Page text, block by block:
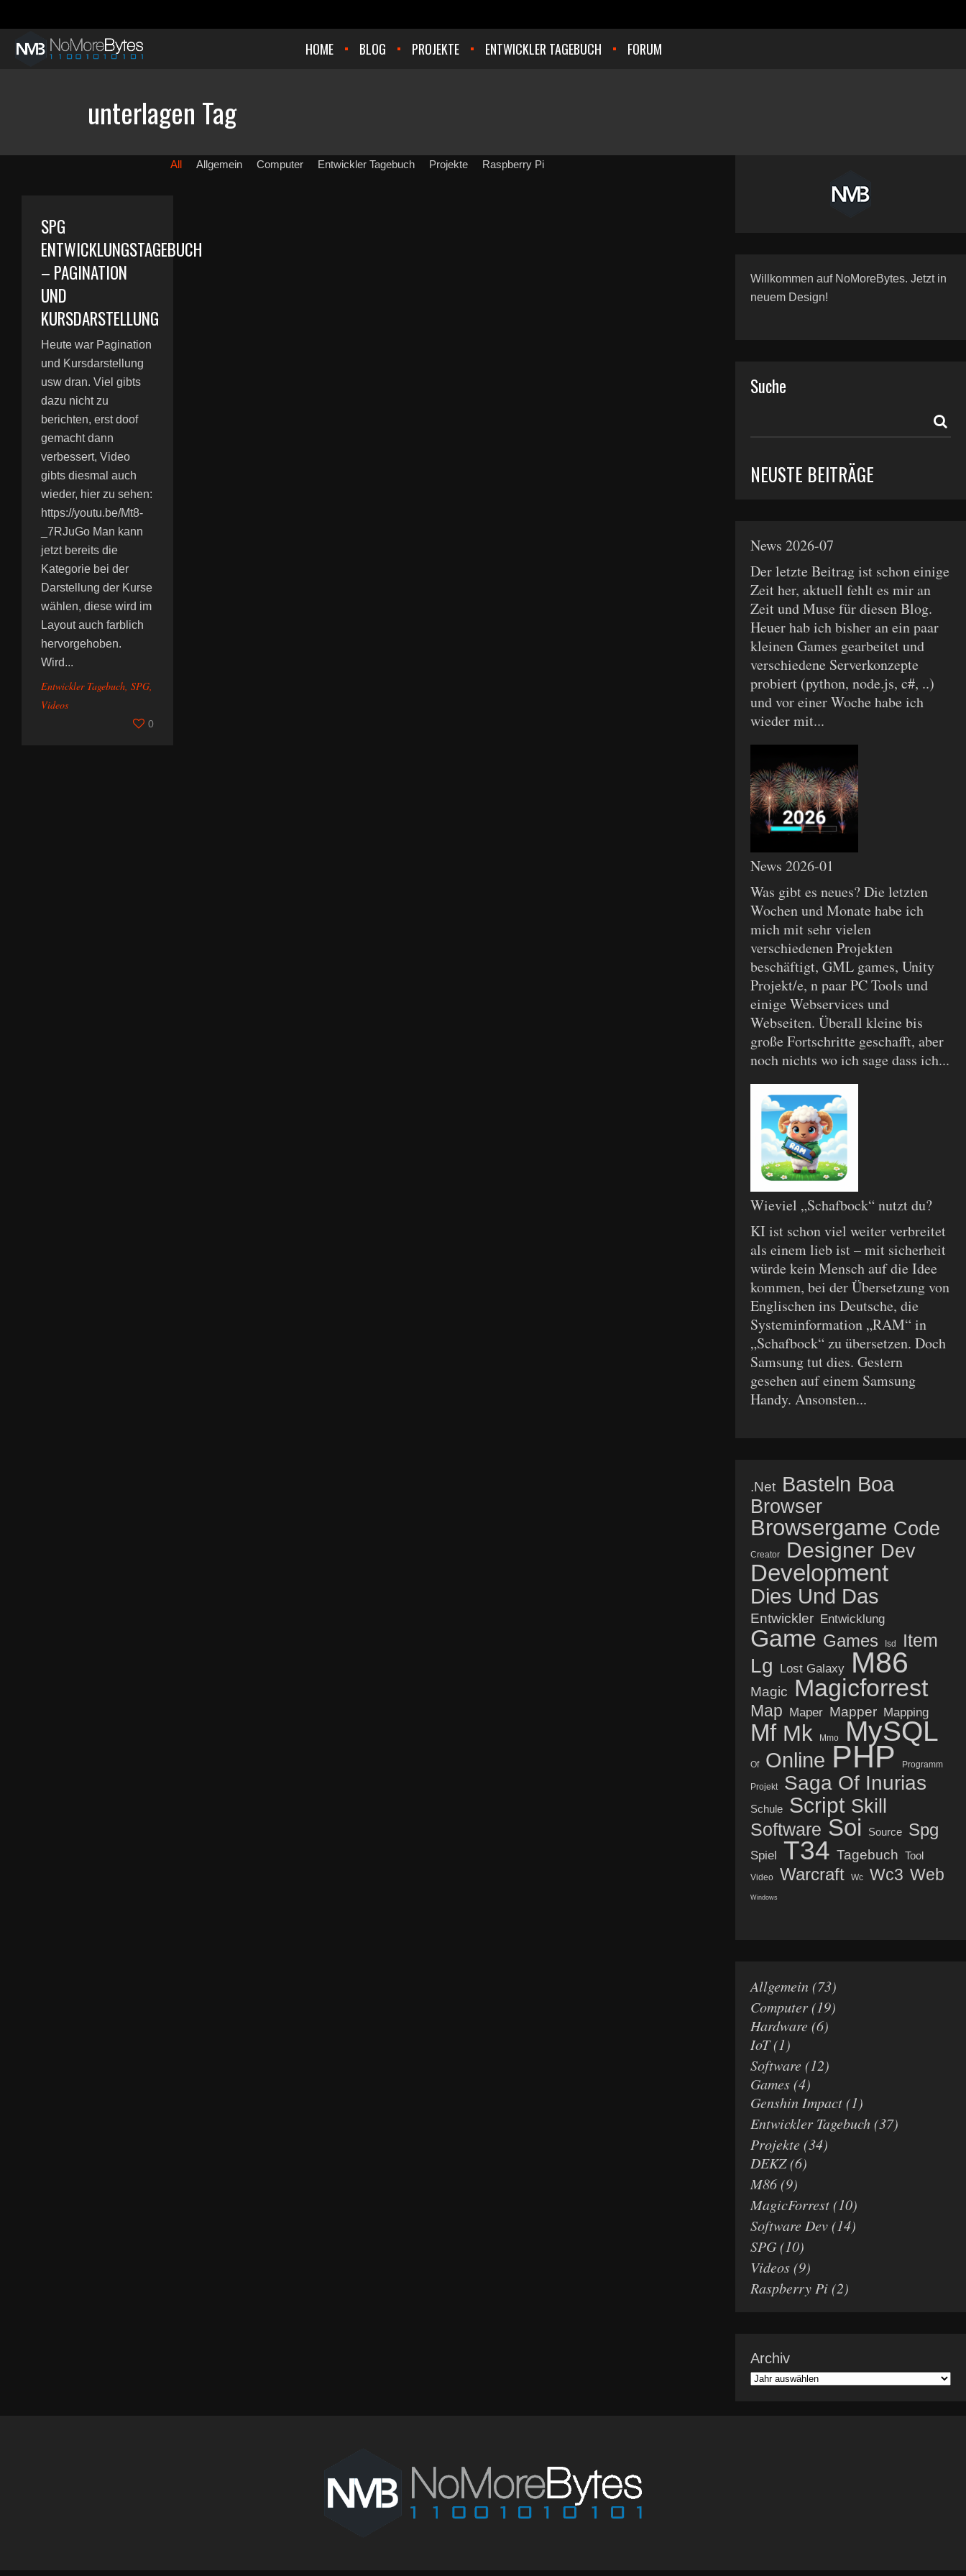
HOME BLOG PROJEKTE ENTWICKLER TAGEBUCH FORUM
unterlagen Tag
All Allgemein Computer Entwickler Tagebuch Projekte Raspberry Pi
SPG
ENTWICKLUNGSTAGEBUCH
– PAGINATION
UND
KURSDARSTELLUNG
Heute war Pagination
und Kursdarstellung
usw dran. Viel gibts
dazu nicht zu
berichten, erst doof
gemacht dann
verbessert, Video
gibts diesmal auch
wieder, hier zu sehen:
https://youtu.be/Mt8-
_7RJuGo Man kann
jetzt bereits die
Kategorie bei der
Darstellung der Kurse
wählen, diese wird im
Layout auch farblich
hervorgehoben.
Wird...
Entwickler Tagebuch, SPG,
Videos
0
Willkommen auf NoMoreBytes. Jetzt in
neuem Design!
Suche
NEUSTE BEITRÄGE
News 2026-07
Der letzte Beitrag ist schon einige
Zeit her, aktuell fehlt es mir an
Zeit und Muse für diesen Blog.
Heuer hab ich bisher an ein paar
kleinen Games gearbeitet und
verschiedene Serverkonzepte
probiert (python, node.js, c#, ..)
und vor einer Woche habe ich
wieder mit...
News 2026-01
Was gibt es neues? Die letzten
Wochen und Monate habe ich
mich mit sehr vielen
verschiedenen Projekten
beschäftigt, GML games, Unity
Projekt/e, n paar PC Tools und
einige Webservices und
Webseiten. Überall kleine bis
große Fortschritte geschafft, aber
noch nichts wo ich sage dass ich...
Wieviel „Schafbock“ nutzt du?
KI ist schon viel weiter verbreitet
als einem lieb ist – mit sicherheit
würde kein Mensch auf die Idee
kommen, bei der Übersetzung von
Englischen ins Deutsche, die
Systeminformation „RAM“ in
„Schafbock“ zu übersetzen. Doch
Samsung tut dies. Gestern
gesehen auf einem Samsung
Handy. Ansonsten...
.net Basteln Boa
Browser
Browsergame Code
Creator Designer Dev
Development
Dies Und Das
Entwickler Entwicklung
Game Games Isd Item
Lg Lost Galaxy M86
Magic Magicforrest
Map Maper Mapper Mapping
Mf Mk Mmo MySQL
Of Online PHP Programm
Projekt Saga Of Inurias
Schule Script Skill
Software Soi Source Spg
Spiel T34 Tagebuch Tool
Video Warcraft Wc Wc3 Web
Windows
Allgemein(73)
Computer(19)
Hardware(6)
IoT(1)
Software(12)
Games(4)
Genshin Impact(1)
Entwickler Tagebuch(37)
Projekte(34)
DEKZ(6)
M86(9)
MagicForrest(10)
Software Dev(14)
SPG(10)
Videos(9)
Raspberry Pi(2)
Archiv